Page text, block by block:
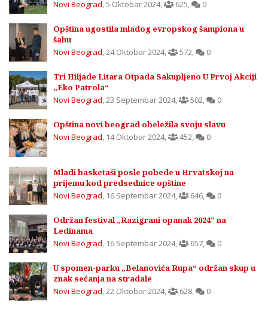
Novi Beograd,5 Oktobar 2024, 625, 0
Opština ugostila mladog evropskog šampiona u
šahu
Novi Beograd,24 Oktobar 2024, 572, 0
Tri Hiljade Litara Otpada Sakupljeno U Prvoj Akciji
„Eko Patrola“
Novi Beograd,23 Septembar 2024, 502, 0
Opština novi beograd obeležila svoju slavu
Novi Beograd, 14 Oktobar 2024, 452, 0
Mladi basketaši posle pobede u Hrvatskoj na
prijemu kod predsednice opštine
Novi Beograd, 16 Septembar 2024, 646, 0
Održan festival „Razigrani opanak 2024" na
Ledinama
Novi Beograd, 16 Septembar 2024, 657, 0
U spomen-parku „Belanovića Rupa“ održan skup u
znak sećanja na stradale
Novi Beograd,22 Oktobar 2024, 628, 0